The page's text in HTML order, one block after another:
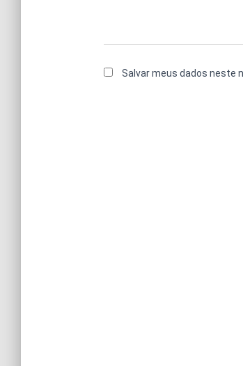
Salvar meus dados neste